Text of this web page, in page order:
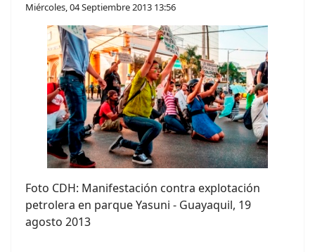
Miércoles, 04 Septiembre 2013 13:56
Foto CDH: Manifestación contra explotación
petrolera en parque Yasuni - Guayaquil, 19
agosto 2013